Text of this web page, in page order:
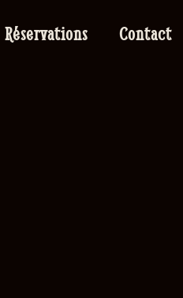
Réservations Contact